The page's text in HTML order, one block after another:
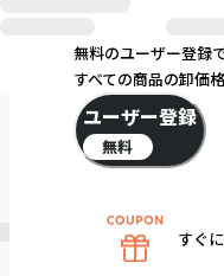
無料のユーザー登録
すべての商品の卸価
ユーザー登録
無料
すぐ